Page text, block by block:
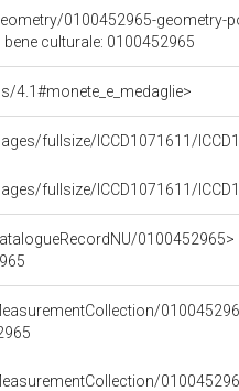
0100452965-geometry-
culturale: 0100452965
4.1#monete_e_medaglie>
fullsize/ICCD1071611/
fullsize/ICCD1071611/
0100452965>